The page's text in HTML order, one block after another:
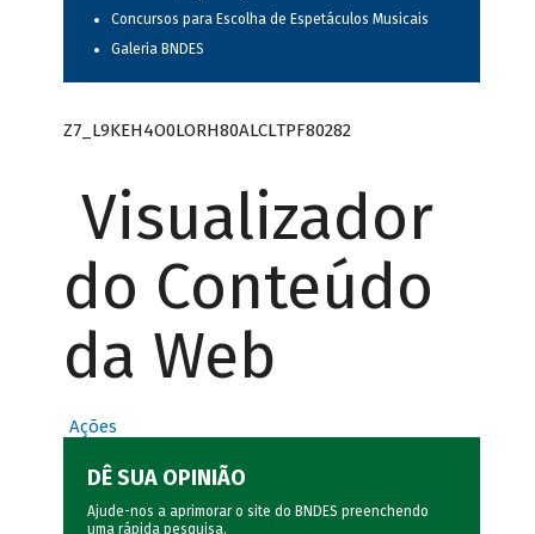
Concursos para Escolha de Espetáculos Musicais
Galeria BNDES
Z7_L9KEH4O0LORH80ALCLTPF80282
Visualizador
do Conteúdo
da Web
Ações
DÊ SUA OPINIÃO
Ajude-nos a aprimorar o site do BNDES preenchendo
uma rápida pesquisa.